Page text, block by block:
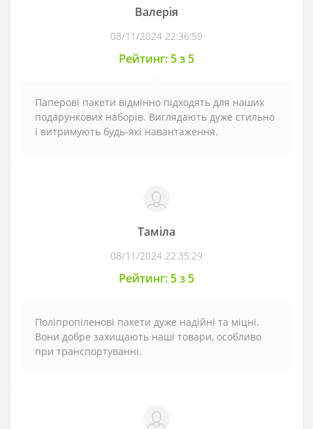
Валерія
08/11/2024 22:36:59
Рейтинг: 5 з 5
Паперові пакети відмінно підходять для наших
подарункових наборів. Виглядають дуже стильно
і витримують будь-які навантаження.
Таміла
08/11/2024 22:35:29
Рейтинг: 5 з 5
Поліпропіленові пакети дуже надійні та міцні.
Вони добре захищають наші товари, особливо
при транспортуванні.